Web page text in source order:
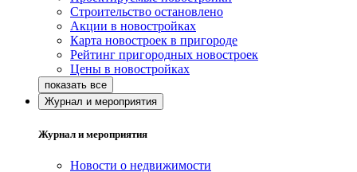
Строительство остановлено
Акции в новостройках
Карта новостроек в пригороде
Рейтинг пригородных новостроек
Цены в новостройках
Журнал и мероприятия
Журнал и мероприятия
Новости о недвижимости